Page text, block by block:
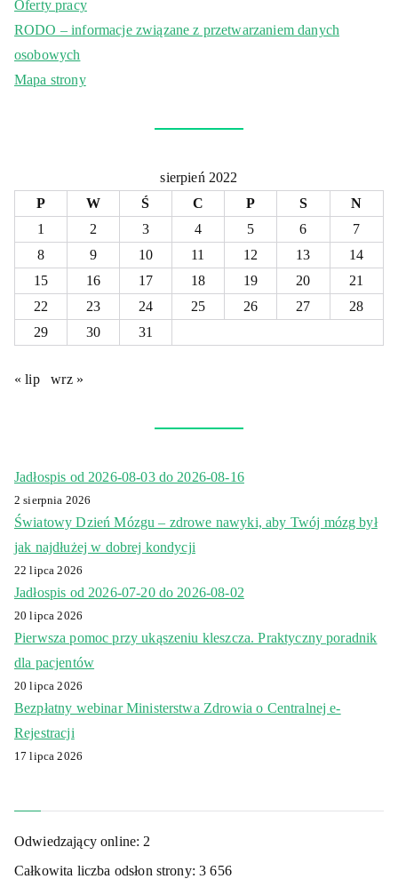
Oferty pracy
RODO – informacje związane z przetwarzaniem danych
osobowych
Mapa strony
sierpień 2022
P
W Ś C P S
N
1
2 3 4 5 6
7
8
9 10 11 12 13
14
15
16 17 18 19 20
21
22
23 24 25 26 27
28
29
30 31
« lip wrz »
Jadłospis od 2026-08-03 do 2026-08-16
2 sierpnia 2026
Światowy Dzień Mózgu – zdrowe nawyki, aby Twój mózg był
jak najdłużej w dobrej kondycji
22 lipca 2026
Jadłospis od 2026-07-20 do 2026-08-02
20 lipca 2026
Pierwsza pomoc przy ukąszeniu kleszcza. Praktyczny poradnik
dla pacjentów
20 lipca 2026
Bezpłatny webinar Ministerstwa Zdrowia o Centralnej e-
Rejestracji
17 lipca 2026
Odwiedzający online: 2
Całkowita liczba odsłon strony:3 656